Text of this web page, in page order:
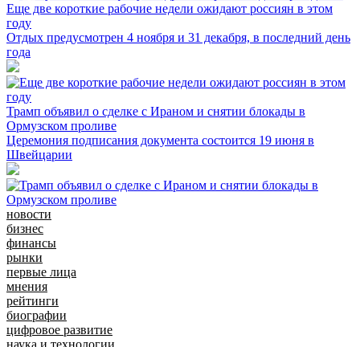
Еще две короткие рабочие недели ожидают россиян в этом
году
Отдых предусмотрен 4 ноября и 31 декабря, в последний день
года
Трамп объявил о сделке с Ираном и снятии блокады в
Ормузском проливе
Церемония подписания документа состоится 19 июня в
Швейцарии
новости
бизнес
финансы
рынки
первые лица
мнения
рейтинги
биографии
цифровое развитие
наука и технологии